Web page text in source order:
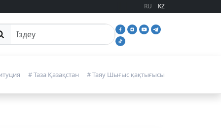
RU KZ
іздеу
# Таза Қазақстан # Таяу Шығыс қақтығысы